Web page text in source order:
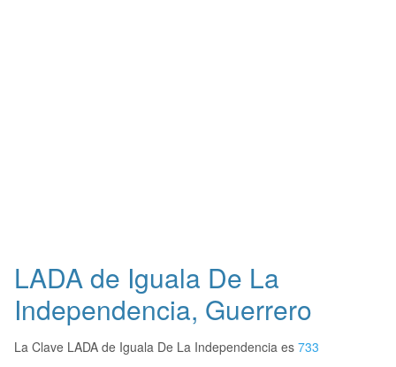
LADA de Iguala De La
Independencia, Guerrero
La Clave LADA de Iguala De La Independencia es 733